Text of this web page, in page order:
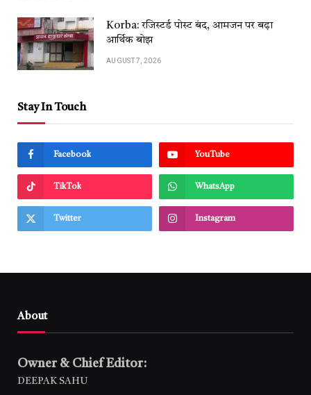
Korba: रजिस्टर्ड पोस्ट बंद, आमजन पर बढ़ा
आर्थिक बोझ
AUGUST 7, 2026
Stay In Touch
Facebook YouTube
TikTok WhatsApp
Twitter Instagram
About
Owner & Chief Editor:
DEEPAK SAHU